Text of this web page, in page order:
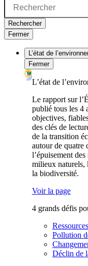
Rechercher
Fermer
L’état de
Fermer
L’état de
Le rapport sur
publié tous les 4
objectives,
des clés de
de la transition
autour de quatre
l’épuisement
milieux naturels,
la biodiversité.
Voir la page
4 grands défis
Pollution
Déclin de